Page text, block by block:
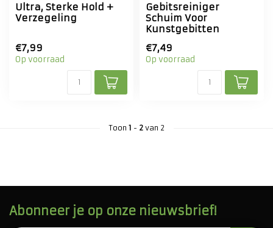
Ultra, Sterke Hold +
Verzegeling
€7,99
Op voorraad
Gebitsreiniger
Schuim Voor
Kunstgebitten
€7,49
Op voorraad
Toon 1 - 2van 2
Abonneer je op onze nieuwsbrief!